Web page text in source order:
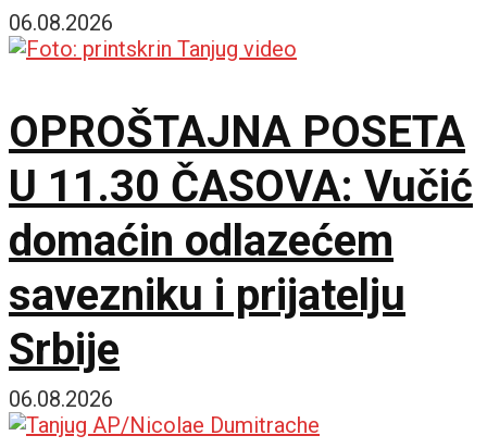
Marići
06.08.2026
OPROŠTAJNA POSETA
U 11.30 ČASOVA: Vučić
domaćin odlazećem
savezniku i prijatelju
Srbije
06.08.2026